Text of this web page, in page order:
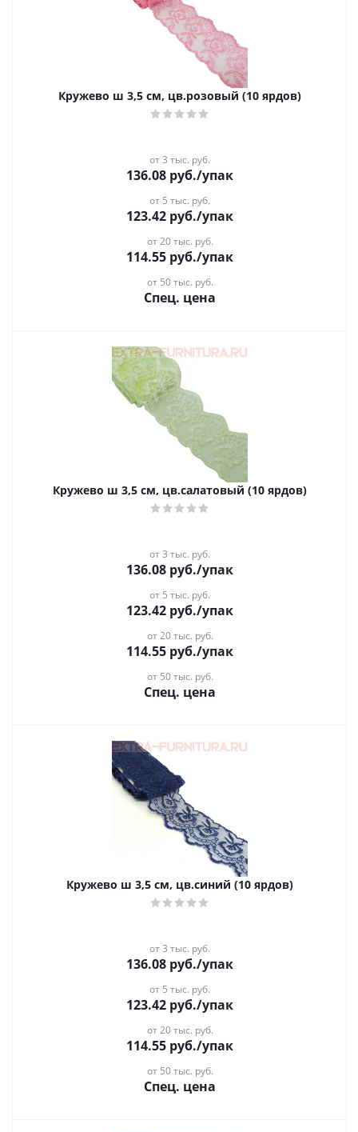
Кружево ш 3,5 см, цв.розовый (10 ярдов)
от 3 тыс. руб.
136.08 руб./упак
от 5 тыс. руб.
123.42 руб./упак
от 20 тыс. руб.
114.55 руб./упак
от 50 тыс. руб.
Спец. цена
Кружево ш 3,5 см, цв.салатовый (10 ярдов)
от 3 тыс. руб.
136.08 руб./упак
от 5 тыс. руб.
123.42 руб./упак
от 20 тыс. руб.
114.55 руб./упак
от 50 тыс. руб.
Спец. цена
Кружево ш 3,5 см, цв.синий (10 ярдов)
от 3 тыс. руб.
136.08 руб./упак
от 5 тыс. руб.
123.42 руб./упак
от 20 тыс. руб.
114.55 руб./упак
от 50 тыс. руб.
Спец. цена